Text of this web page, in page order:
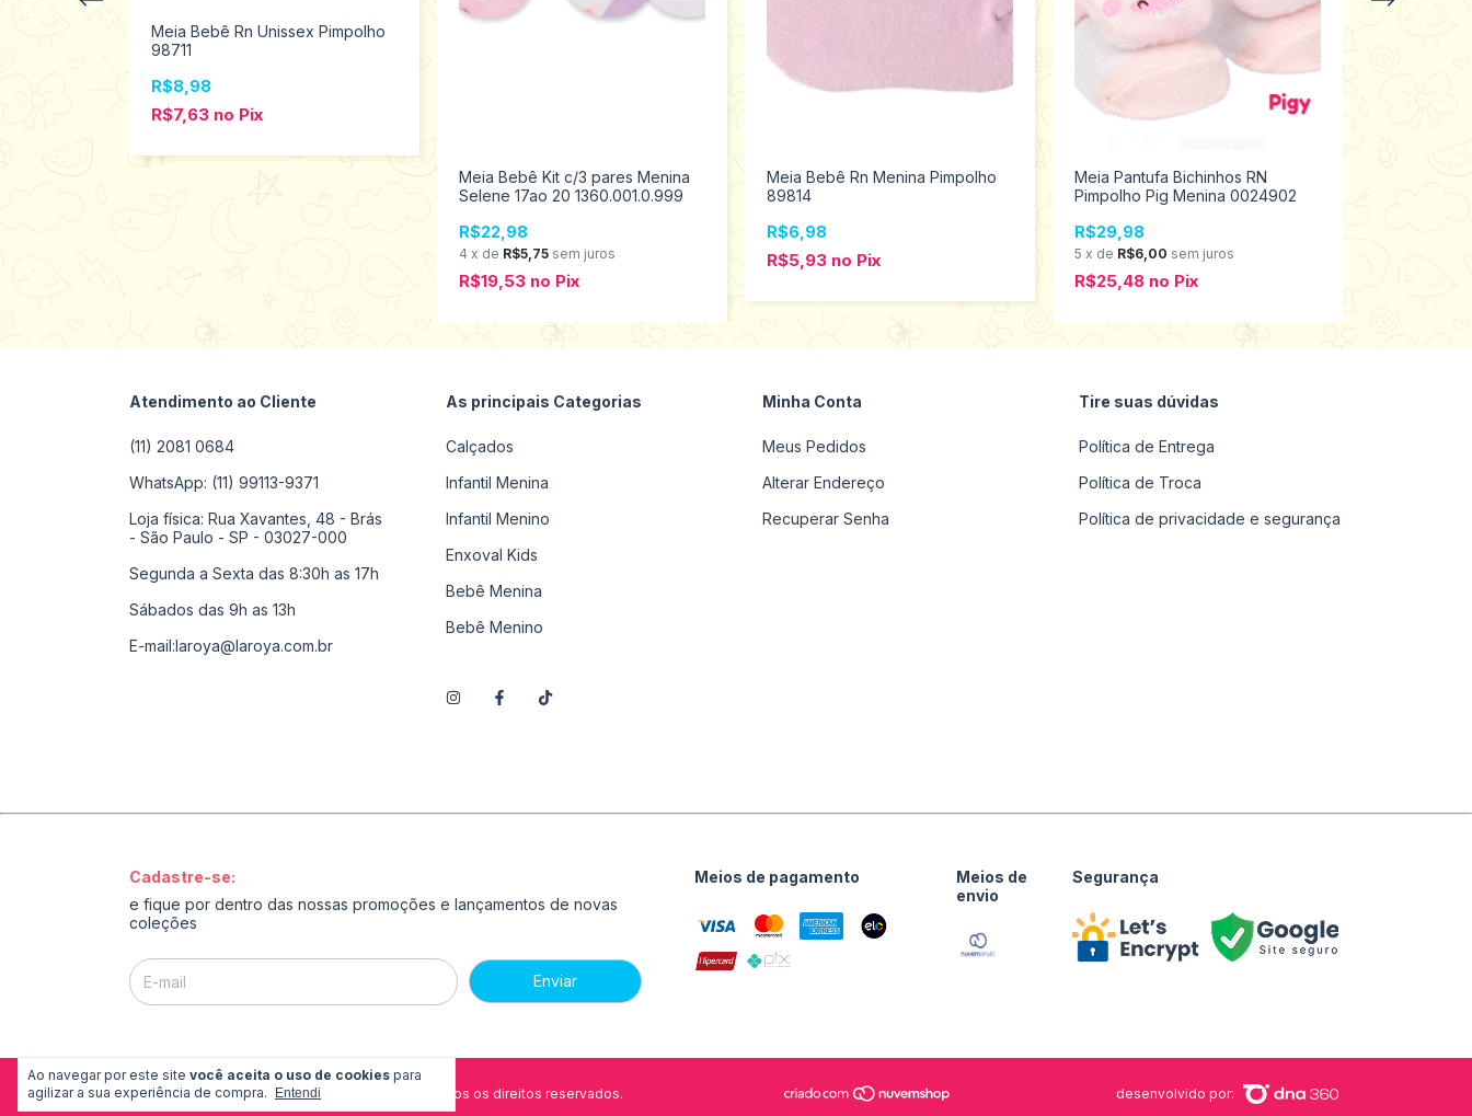
Ao navegar por este site você aceita o uso de cookies para
agilizar a sua experiência de compra.
Entendi
3 pares
Meia Bebê Rn Unissex Pimpolho
98711
R$8,98
R$7,63 no Pix
Meia Bebê Kit c/3 pares Menina
Selene 17ao 20 1360.001.0.999
R$22,98
4 x de R$5,75 sem juros
R$19,53 no Pix
Meia Bebê Rn Menina Pimpolho
89814
R$6,98
R$5,93 no Pix
Meia Pantufa Bichinhos RN
Pimpolho Pig Menina 0024902
R$29,98
5 x de R$6,00 sem juros
R$25,48 no Pix
Atendimento ao Cliente
(11) 2081 0684
WhatsApp: (11) 99113-9371
Loja física: Rua Xavantes, 48 - Brás
- São Paulo - SP - 03027-000
Segunda a Sexta das 8:30h as 17h
Sábados das 9h as 13h
E-mail:laroya@laroya.com.br
As principais Categorias
Calçados
Infantil Menina
Infantil Menino
Enxoval Kids
Bebê Menina
Bebê Menino
Minha Conta
Meus Pedidos
Alterar Endereço
Recuperar Senha
Tire suas dúvidas
Política de Entrega
Política de Troca
Política de privacidade e segurança
Cadastre-se:
e fique por dentro das nossas promoções e lançamentos de novas
coleções
Meios de pagamento
Meios de
envio
Segurança
Copyright La Roya - 54173976000195 - 2026. Todos os direitos reservados. desenvolvido por: